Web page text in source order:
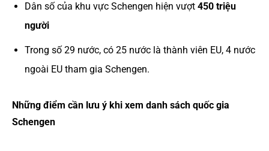
Dân số của khu vực Schengen hiện vượt 450 triệu
người
Trong số 29 nước, có 25 nước là thành viên EU, 4 nước
ngoài EU tham gia Schengen.
Những điểm cần lưu ý khi xem danh sách quốc gia
Schengen